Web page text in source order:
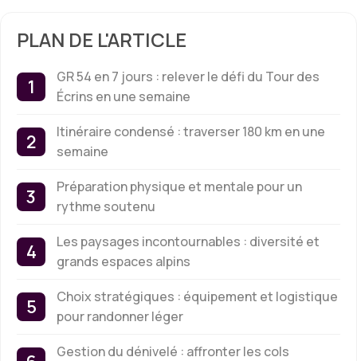
PLAN DE L'ARTICLE
GR 54 en 7 jours : relever le défi du Tour des
Écrins en une semaine
Itinéraire condensé : traverser 180 km en une
semaine
Préparation physique et mentale pour un
rythme soutenu
Les paysages incontournables : diversité et
grands espaces alpins
Choix stratégiques : équipement et logistique
pour randonner léger
Gestion du dénivelé : affronter les cols